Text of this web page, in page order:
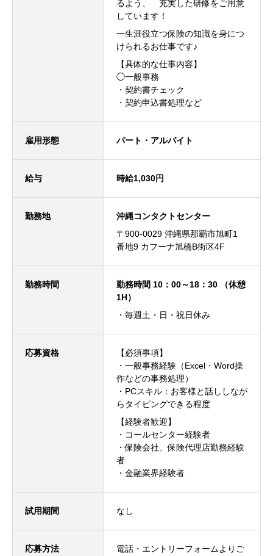
るよう、 充実した研修をご用意
しています！
一生涯役立つ保険の知識を身につ
けられるお仕事です♪
【具体的な仕事内容】
◯一般事務
・契約書チェック
・契約申込書処理など
雇用形態 パート・アルバイト
給与 時給1,030円
勤務地
沖縄コンタクトセンター
〒900-0029 沖縄県那覇市旭町1
番地9 カフーナ旭橋B街区4F
勤務時間
勤務時間 10：00～18：30 （休憩
1H）
・毎週土・日・祝日休み
応募資格
【必須事項】
・一般事務経験（Excel・Word操
作などの事務処理）
・PCスキル：お客様と話ししなが
らタイピングできる程度
【経験者歓迎】
・コールセンター経験者
・保険会社、保険代理店勤務経験
者
・金融業界経験者
試用期間 なし
応募方法 電話 ・ エントリーフォームよりご